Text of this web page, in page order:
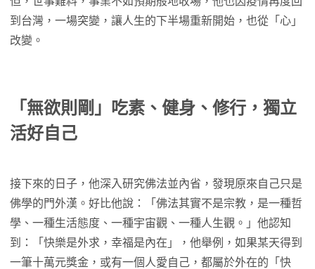
到台灣，一場突變，讓人生的下半場重新開始，也從「心」
改變。
「無欲則剛」吃素、健身、修行，獨立
活好自己
接下來的日子，他深入研究佛法並內省，發現原來自己只是
佛學的門外漢。好比他說：「佛法其實不是宗教，是一種哲
學、一種生活態度、一種宇宙觀、一種人生觀。」他認知
到：「快樂是外求，幸福是內在」，他舉例，如果某天得到
一筆十萬元獎金，或有一個人愛自己，都屬於外在的「快